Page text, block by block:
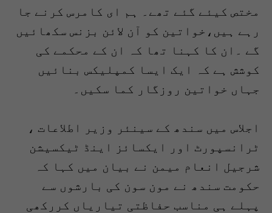
مختص کیئے گئے تھے۔ ہم ای کامرس کرنے جا
رہے ہیں،خواتین کو آن لائن بزنس سکھائیں
گے ۔ان کا کہنا تھا کہ ان کے محکمے کی
کوشش ہے کہ ایک ایسا کمپلیکس بنائیں
جہاں خواتین روزگار کما سکیں۔
اجلاس میں سندھ کے سینئر وزیر اطلاعات ،
ٹرانسپورٹ اور ایکسائز اینڈ ٹیکسیشن
شرجیل انعام میمن نے بیان میں کہا کہ
حکومت سندھ نے مون سون کی بارشوں سے
پہلے ہی مناسب حفاظتی تیاریاں کررکھی